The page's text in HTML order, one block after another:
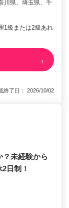
川県、埼玉県、千
1級または2級あれ
了日： 2026/10/02
？未経験から
日制！